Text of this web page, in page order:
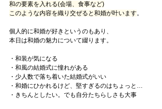
和の要素を入れる(会場、食事など)
このような内容を織り交ぜると和婚が叶います。
個人的に和婚が好きというのもあり、
本日は和婚の魅力について綴ります。
・和装が気になる
・和風の結婚式に憧れがある
・少人数で落ち着いた結婚式がいい
・和婚にひかれるけど、堅すぎるのはちょっと…
・きちんとしたい。でも自分たちらしさも大事